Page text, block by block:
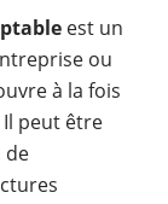
est un
ou
à la fois
peut être
de